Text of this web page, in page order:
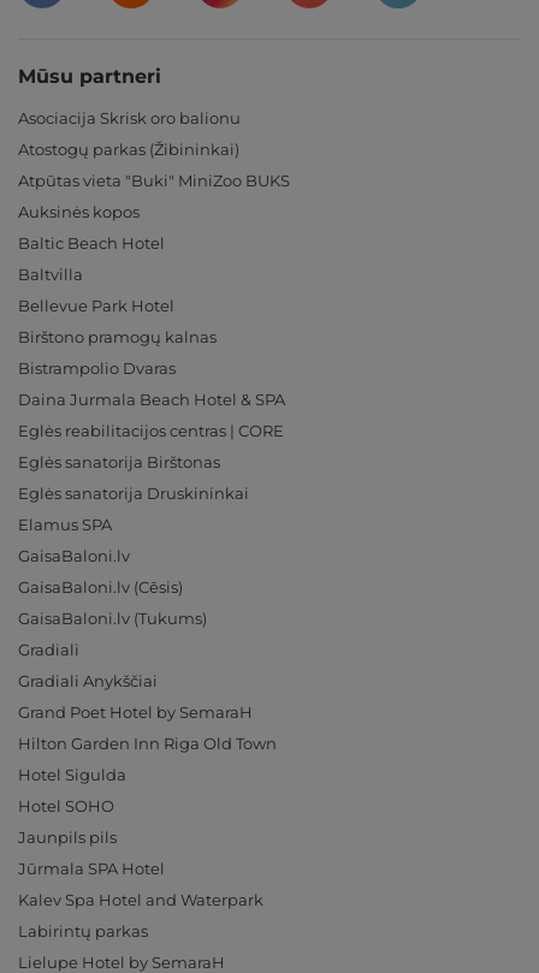
Mūsu partneri
Asociacija Skrisk oro balionu
Atostogų parkas (Žibininkai)
Atpūtas vieta "Buki" MiniZoo BUKS
Auksinės kopos
Baltic Beach Hotel
Baltvilla
Bellevue Park Hotel
Birštono pramogų kalnas
Bistrampolio Dvaras
Daina Jurmala Beach Hotel & SPA
Eglės reabilitacijos centras | CORE
Eglės sanatorija Birštonas
Eglės sanatorija Druskininkai
Elamus SPA
GaisaBaloni.lv
GaisaBaloni.lv (Cēsis)
GaisaBaloni.lv (Tukums)
Gradiali
Gradiali Anykščiai
Grand Poet Hotel by SemaraH
Hilton Garden Inn Riga Old Town
Hotel Sigulda
Hotel SOHO
Jaunpils pils
Jūrmala SPA Hotel
Kalev Spa Hotel and Waterpark
Labirintų parkas
Lielupe Hotel by SemaraH